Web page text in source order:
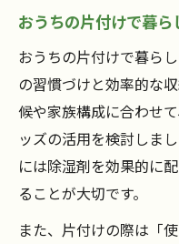
り方
短時間ででき
おうちの片付
方法
おうちの片付けで暮
おうちの片付けで暮ら
の習慣づけと効率的な
候や家族構成に合わせ
ッズの活用を検討しま
には除湿剤を効果的に
ることが大切です。
また、片付けの際は「